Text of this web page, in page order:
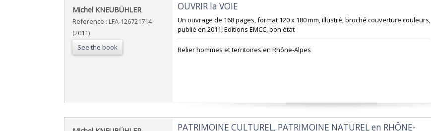
‎Michel KNEUBÜHLER‎
Reference : LFA-126721714
(2011)
See the book
‎OUVRIR la VOIE‎
‎Un ouvrage de 168 pages, format 120 x 180 mm, illustré, broché couverture couleurs,
publié en 2011, Editions EMCC, bon état‎
‎Relier hommes et territoires en Rhône-Alpes‎
‎PATRIMOINE CULTUREL, PATRIMOINE NATUREL en RHÔNE-